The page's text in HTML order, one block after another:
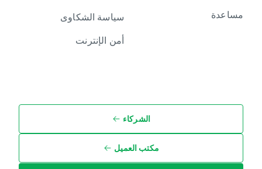
مساعدة
سياسة الشكاوى
أمن الإنترنت
الشركاء
مكتب العميل